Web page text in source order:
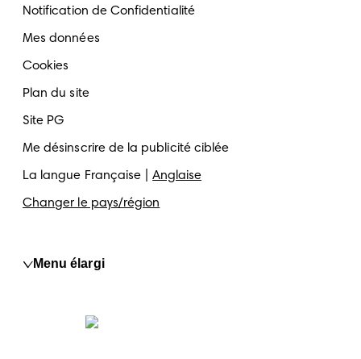
Notification de Confidentialité
Mes données
Cookies
Plan du site
Site PG
Me désinscrire de la publicité ciblée
La langue Française Anglaise
Changer le pays/région
Menu élargi